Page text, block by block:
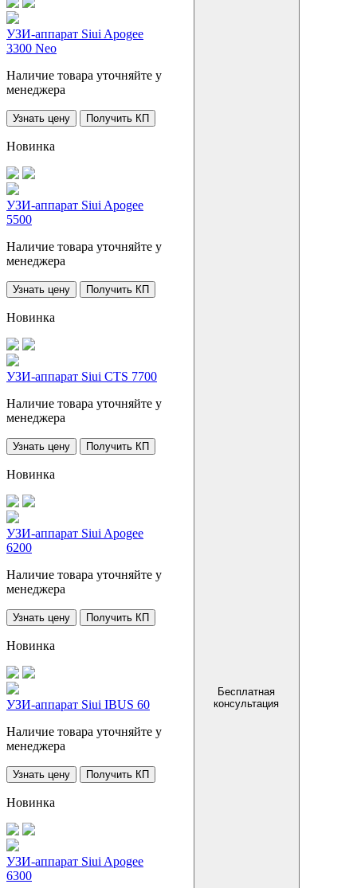
УЗИ-аппарат Siui Apogee
3300 Neo
Наличие товара уточняйте у
менеджера
Узнать цену Получить КП
Новинка
УЗИ-аппарат Siui Apogee
5500
Наличие товара уточняйте у
менеджера
Узнать цену Получить КП
Новинка
УЗИ-аппарат Siui CTS 7700
Наличие товара уточняйте у
менеджера
Узнать цену Получить КП
Новинка
УЗИ-аппарат Siui Apogee
6200
Наличие товара уточняйте у
менеджера
Узнать цену Получить КП
Новинка
УЗИ-аппарат Siui IBUS 60
Наличие товара уточняйте у
менеджера
Узнать цену Получить КП
Новинка
УЗИ-аппарат Siui Apogee
6300
Бесплатная
консультация